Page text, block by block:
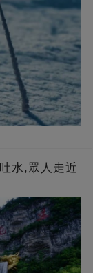
水,眾人走近